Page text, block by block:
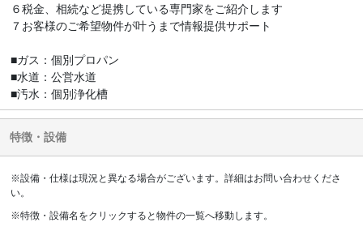
６税金、相続など提携している専門家をご紹介します
７お客様のご希望物件が叶うまで情報提供サポート
■ガス：個別プロパン
■水道：公営水道
■汚水：個別浄化槽
特徴・設備
※設備・仕様は現況と異なる場合がございます。詳細はお問い合わせくださ
い。
※特徴・設備名をクリックすると物件の一覧へ移動します。